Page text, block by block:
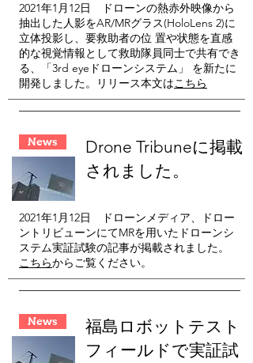
2021年1月12日 ドローンの熱⾚外映像から
抽出した⼈影をAR/MRグラス(HoloLens 2)に
⽴体投影し、要救助者の位 置や状態を直感
的な視覚情報として救助隊員同⼠で共有でき
る、「3rd eyeドローンシステム」 を新たに
開発しました。リリース本文はこちら
News
​Drone Tribuneに掲載
されました。
2021年1月12日 ドローンメディア、ドロー
ントリビューンにてMRを用いたドローンシ
ステム実証試験の記事が掲載されました。
こちらからご覧ください。
News
福島ロボットテスト
フィールドで実証試